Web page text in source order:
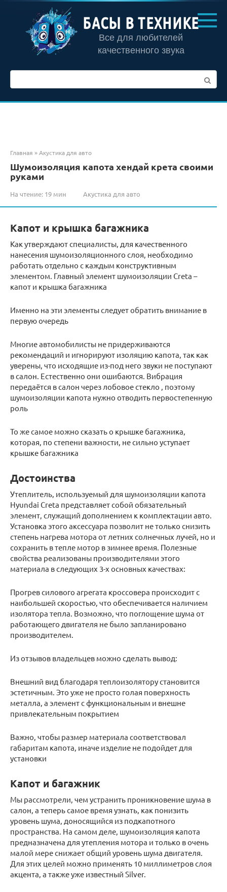
контенту
БАСЫ В ТЕХНИКЕ
Все для любителей
качественного звука
Главная »Акустика для авто
Шумоизоляция капота хендай крета своими
руками
На чтение: 19 мин Акустика для авто
Капот и крышка багажника
Как утверждают специалисты, для качественного
нанесения шумоизоляционного слоя, необходимо
работать отдельно с каждым конструктивным
элементом. Главный элемент шумоизоляции Creta –
капот и крышка багажника
Именно на эти элементы следует обратить внимание в
первую очередь
Многие автомобилисты не придерживаются
рекомендаций и игнорируют изоляцию капота, так как
уверены, что исходящие из-под него звуки не поступают
в салон. Естественно они ошибаются. Вибрация
передаётся в салон через лобовое стекло , поэтому
шумоизоляции капота нужно отводить первостепенную
роль
То же самое можно сказать о крышке багажника,
которая, по степени важности, не сильно уступает
крышке багажника
Достоинства
Утеплитель, используемый для шумоизоляции капота
Hyundai Creta представляет собой обязательный
элемент, служащий дополнением к комплектации авто.
Установка этого аксессуара позволит не только снизить
степень нагрева мотора от летних солнечных лучей, но и
сохранить в тепле мотор в зимнее время. Полезные
свойства реализованы производителями этого
материала в следующих 3-х основных качествах:
Прогрев силового агрегата кроссовера происходит с
наибольшей скоростью, что обеспечивается наличием
изолятора тепла. Возможно, что поглощение шума от
работающего двигателя не было запланировано
производителем.
Из отзывов владельцев можно сделать вывод:
Внешний вид благодаря теплоизолятору становится
эстетичным. Это уже не просто голая поверхность
металла, а элемент с функциональным и внешне
привлекательным покрытием
Важно, чтобы размер материала соответствовал
габаритам капота, иначе изделие не подойдет для
установки
Капот и багажник
Мы рассмотрели, чем устранить проникновение шума в
салон, а теперь самое время узнать, как понизить
уровень шума, доносящийся из подкапотного
пространства. На самом деле, шумоизоляция капота
предназначена для утепления мотора и только в очень
малой мере снижает общий уровень шума двигателя.
Для этих целей можно применять 10 миллиметров слоя
акцента, а также уже известный Silver.